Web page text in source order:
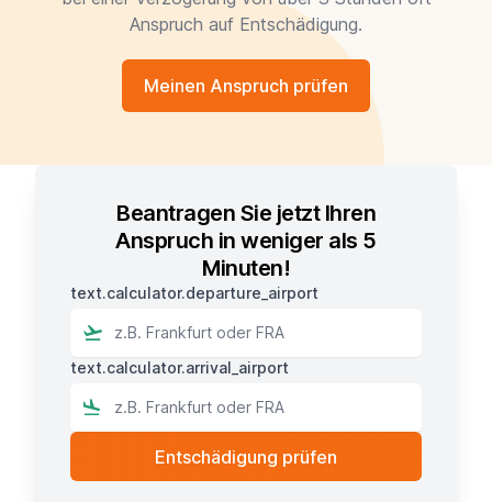
Anspruch auf Entschädigung.
Meinen Anspruch prüfen
Beantragen Sie jetzt Ihren
Anspruch in weniger als 5
Minuten!
text.calculator.departure_airport
text.calculator.arrival_airport